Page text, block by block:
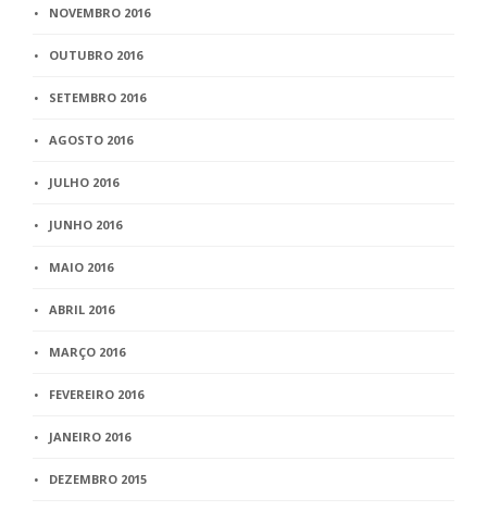
NOVEMBRO 2016
OUTUBRO 2016
SETEMBRO 2016
AGOSTO 2016
JULHO 2016
JUNHO 2016
MAIO 2016
ABRIL 2016
MARÇO 2016
FEVEREIRO 2016
JANEIRO 2016
DEZEMBRO 2015